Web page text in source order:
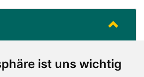
ist uns wichtig